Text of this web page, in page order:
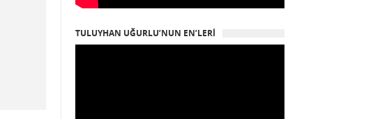
TULUYHAN UĞURLU’NUN EN’LERI